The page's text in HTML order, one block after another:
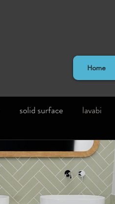
Home
solid surface lavabi